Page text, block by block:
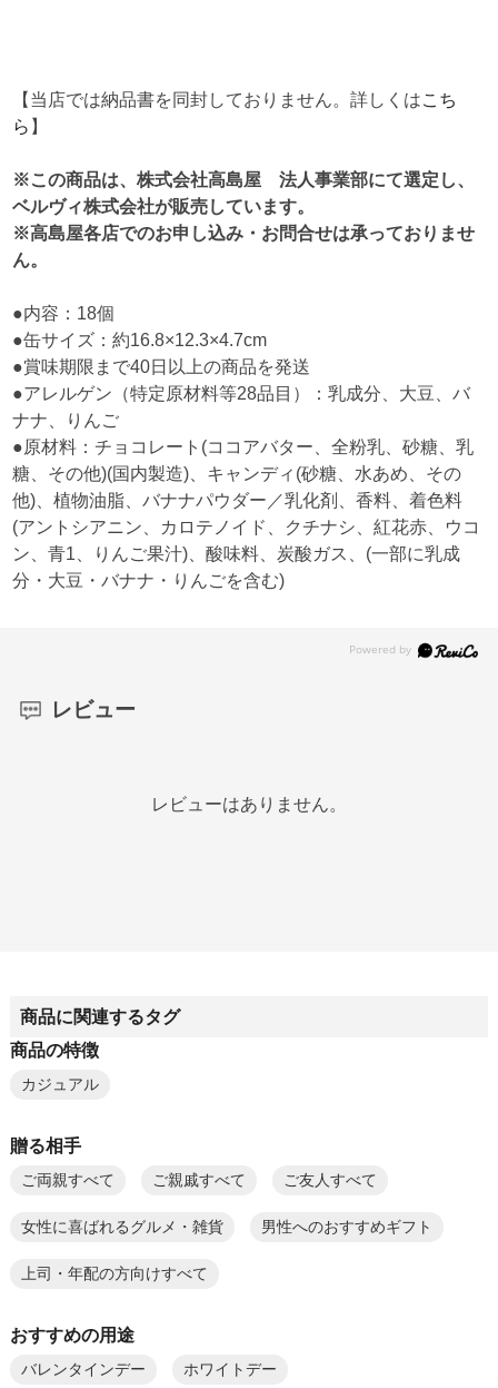
【当店では納品書を同封しておりません。詳しくはこち
ら 】
※この商品は、株式会社高島屋 法人事業部にて選定し、
ベルヴィ株式会社が販売しています。
※高島屋各店でのお申し込み・お問合せは承っておりませ
ん。
●内容：18個
●缶サイズ：約16.8×12.3×4.7cm
●賞味期限まで40日以上の商品を発送
●アレルゲン（特定原材料等28品目）：乳成分、大豆、バ
ナナ、りんご
●原材料：チョコレート(ココアバター、全粉乳、砂糖、乳
糖、その他)(国内製造)、キャンディ(砂糖、水あめ、その
他)、植物油脂、バナナパウダー／乳化剤、香料、着色料
(アントシアニン、カロテノイド、クチナシ、紅花赤、ウコ
ン、青1、りんご果汁)、酸味料、炭酸ガス、(一部に乳成
分・大豆・バナナ・りんごを含む)
レビュー
レビューはありません。
商品に関連するタグ
商品の特徴
カジュアル
贈る相手
ご両親すべて ご親戚すべて ご友人すべて
女性に喜ばれるグルメ・雑貨 男性へのおすすめギフト
上司・年配の方向けすべて
おすすめの用途
バレンタインデー ホワイトデー